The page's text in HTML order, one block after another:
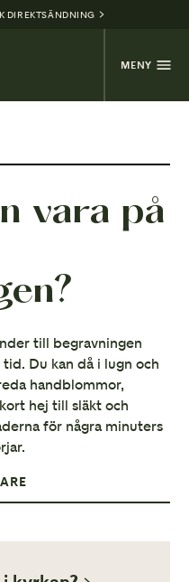
DIREKTSÄNDNING
MENY
vara på
till begravningen
Du kan då i lugn och
handblommor,
hej till släkt och
för några minuters